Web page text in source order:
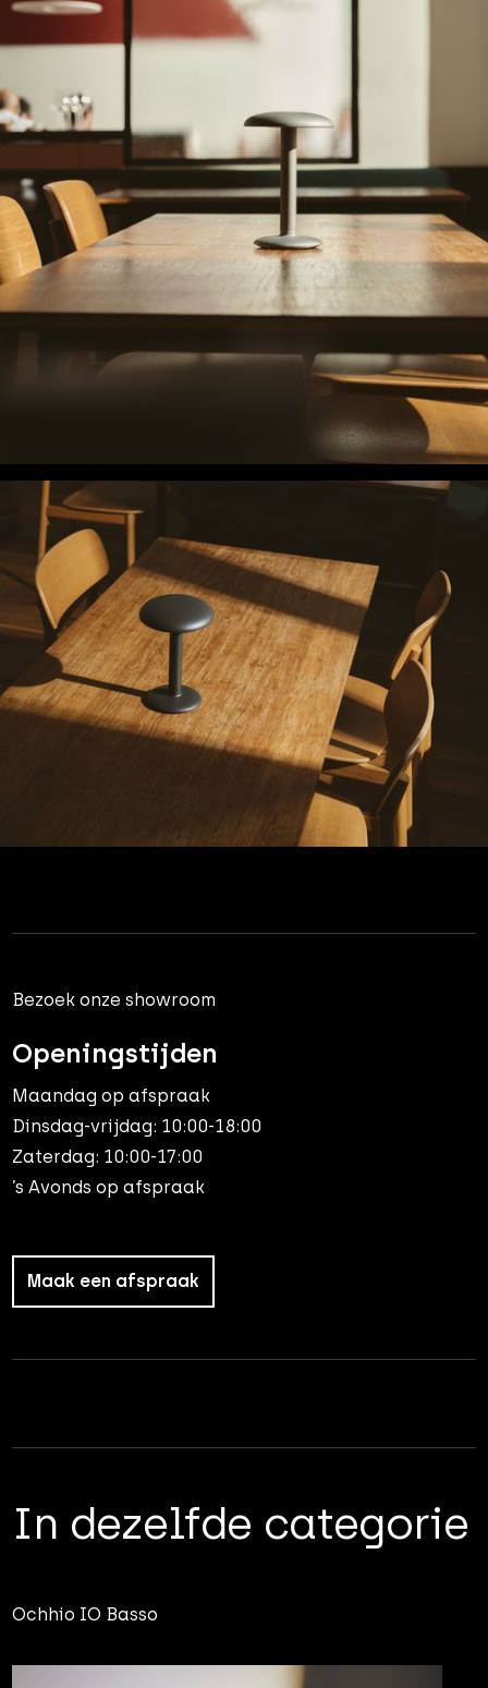
Bezoek onze showroom
Openingstijden
Maandag op afspraak
Dinsdag-vrijdag: 10:00-18:00
Zaterdag: 10:00-17:00
’s Avonds op afspraak
Maak een afspraak
In dezelfde categorie
Ochhio IO Basso